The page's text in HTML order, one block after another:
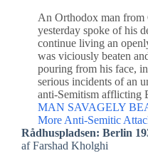
An Orthodox man from
yesterday spoke of his
continue living an
was viciously beaten
pouring from his face,
serious incidents of an
anti-Semitism afflicting
MAN SAVAGELY
More Anti-Semitic
Rådhuspladsen: Berlin
af Farshad Kholghi